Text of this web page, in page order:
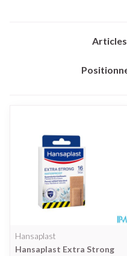
Articles
Trier par:
Hansaplast
Hansaplast Extra Strong